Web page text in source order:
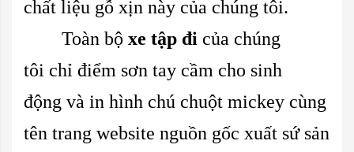
chất liệu gỗ xịn này của chúng tôi.
Toàn bộ xe tập đi của chúng
tôi chỉ điểm sơn tay cầm cho sinh
động và in hình chú chuột mickey cùng
tên trang website nguồn gốc xuất sứ sản